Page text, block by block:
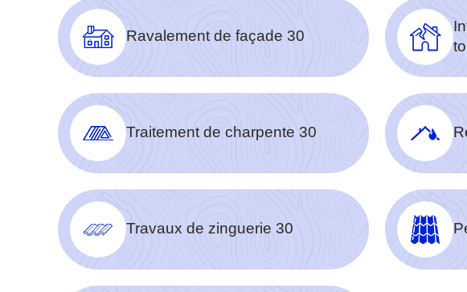
Ravalement de façade 30
Traitement de charpente 30
Travaux de zinguerie 30